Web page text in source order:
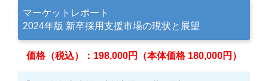
マーケットレポート
2024年版 新卒採用支援市場の現状と展望
価格（税込）：198,000円（本体価格 180,000円）